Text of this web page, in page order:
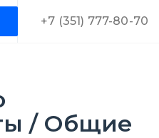
+7 (351) 777-80-70
/ Общие